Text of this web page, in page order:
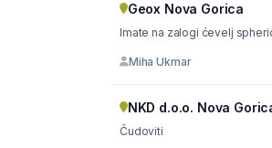
Geox Nova Gorica
Imate na zalogi ćevelj
Miha Ukmar
NKD d.o.o. Nova
Čudoviti